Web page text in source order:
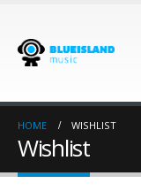
HOME WISHLIST
Wishlist